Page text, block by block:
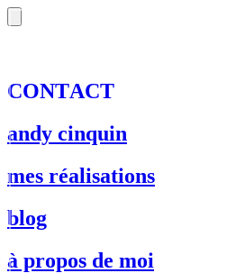
CONTACT
andy cinquin
mes réalisations
blog
à propos de moi